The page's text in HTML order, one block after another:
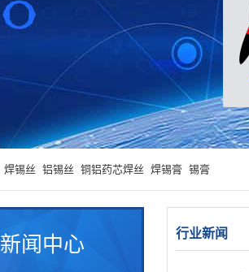
焊锡丝 铝锡丝 铜铝药芯焊丝 焊锡膏 锡膏
新闻中心 行业新闻